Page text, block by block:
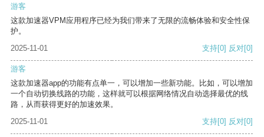
游客
这款加速器VPM应用程序已经为我们带来了无限的流畅体验和安全性保
护。
2025-11-01
支持[0] 反对[0]
游客
这款加速器app的功能有点单一，可以增加一些新功能。比如，可以增加
一个自动切换线路的功能，这样就可以根据网络情况自动选择最优的线
路，从而获得更好的加速效果。
2025-11-01
支持[0] 反对[0]